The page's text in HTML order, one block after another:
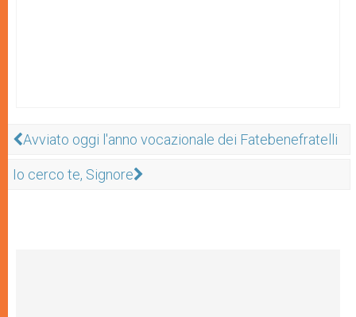
Avviato oggi l'anno vocazionale dei Fatebenefratelli
Io cerco te, Signore